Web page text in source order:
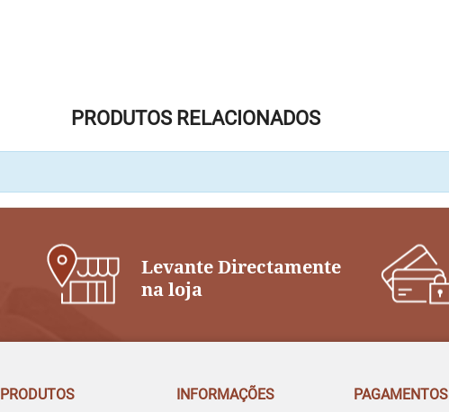
PRODUTOS RELACIONADOS
Levante Directamente
na loja
PRODUTOS INFORMAÇÕES PAGAMENTOS